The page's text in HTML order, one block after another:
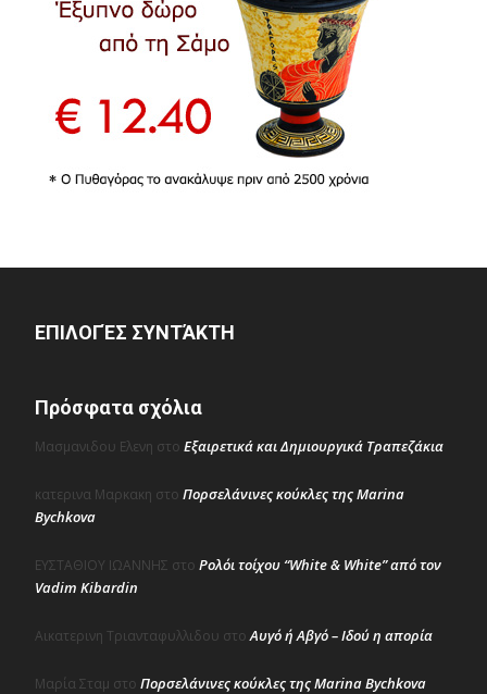
ΕΠΙΛΟΓΈΣ ΣΥΝΤΆΚΤΗ
Πρόσφατα σχόλια
Μασμανιδου Ελενη στο Εξαιρετικά και Δημιουργικά Τραπεζάκια
κατερινα Μαρκακη στο Πορσελάνινες κούκλες της Marina
Bychkova
ΕΥΣΤΑΘΙΟΥ ΙΩΑΝΝΗΣ στο Ρολόι τοίχου “White & White” από τον
Vadim Kibardin
Αικατερινη Τριανταφυλλιδου στοΑυγό ή Αβγό – Ιδού η απορία
Μαρία Σταμ στο Πορσελάνινες κούκλες της Marina Bychkova